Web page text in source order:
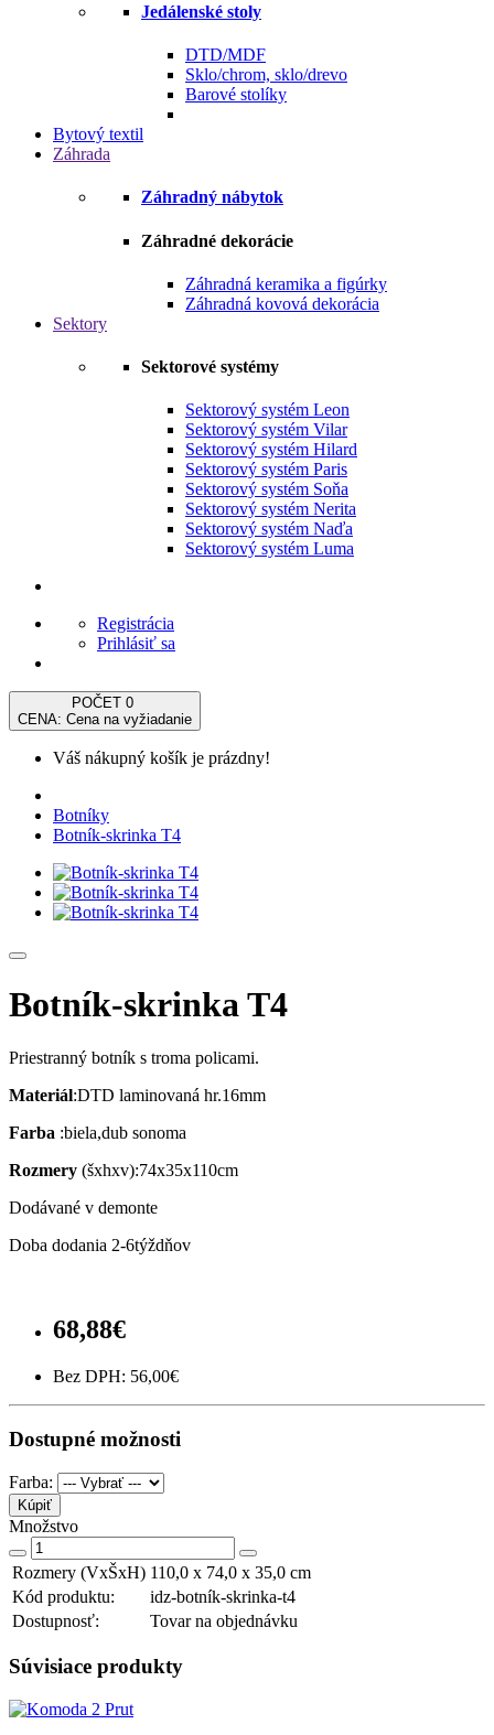
Jedálenské stoly
DTD/MDF
Sklo/chrom, sklo/drevo
Barové stolíky
Bytový textil
Záhrada
Záhradný nábytok
Záhradné dekorácie
Záhradná keramika a figúrky
Záhradná kovová dekorácia
Sektory
Sektorové systémy
Sektorový systém Leon
Sektorový systém Vilar
Sektorový systém Hilard
Sektorový systém Paris
Sektorový systém Soňa
Sektorový systém Nerita
Sektorový systém Naďa
Sektorový systém Luma
Registrácia
Prihlásiť sa
POČET 0
CENA: Cena na vyžiadanie
Váš nákupný košík je prázdny!
Botníky
Botník-skrinka T4
Botník-skrinka T4
Priestranný botník s troma policami.
Materiál:DTD laminovaná hr.16mm
Farba :biela,dub sonoma
Rozmery (šxhxv):74x35x110cm
Dodávané v demonte
Doba dodania 2-6týždňov
68,88€
Bez DPH: 56,00€
Dostupné možnosti
Farba:
Kúpiť
Množstvo
Rozmery (VxŠxH) 110,0 x 74,0 x 35,0 cm
Kód produktu:
idz-botník-skrinka-t4
Dostupnosť:
Tovar na objednávku
Súvisiace produkty